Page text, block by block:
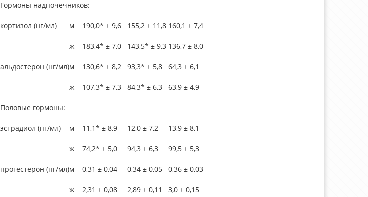
Гормоны надпочечников:
кортизол (нг/мл) м 190,0* ± 9,6 155,2 ± 11,8 160,1 ± 7,4
ж 183,4* ± 7,0 143,5* ± 9,3 136,7 ± 8,0
альдостерон (нг/мл)м 130,6* ± 8,2 93,3* ± 5,8 64,3 ± 6,1
ж 107,3* ± 7,3 84,3* ± 6,3 63,9 ± 4,9
Половые гормоны:
эстрадиол (пг/мл) м 11,1* ± 8,9 12,0 ± 7,2 13,9 ± 8,1
ж 74,2* ± 5,0 94,3 ± 6,3 99,5 ± 5,3
прогестерон (пг/мл)м 0,31 ± 0,04 0,34 ± 0,05 0,36 ± 0,03
ж 2,31 ± 0,08 2,89 ± 0,11 3,0 ± 0,15